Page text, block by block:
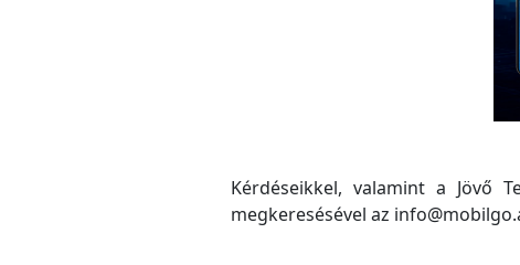
Kérdéseikkel, valamint a Jövő
megkeresésével az